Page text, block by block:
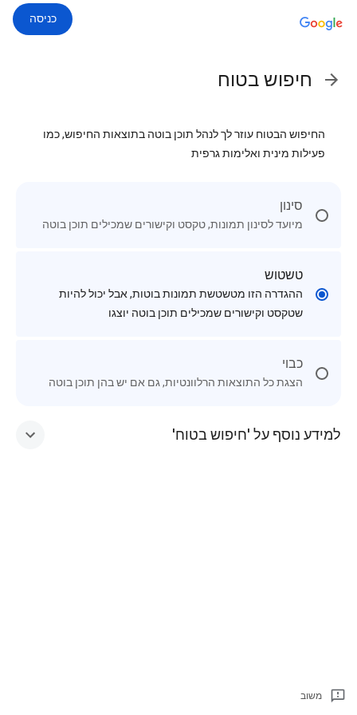
כניסה
חיפוש בטוח
החיפוש הבטוח עוזר לך לנהל תוכן בוטה בתוצאות החיפוש, כמו
פעילות מינית ואלימות גרפית
סינון
מיועד לסינון תמונות, טקסט וקישורים שמכילים תוכן בוטה
טשטוש
ההגדרה הזו מטשטשת תמונות בוטות, אבל יכול להיות
שטקסט וקישורים שמכילים תוכן בוטה יוצגו
כבוי
הצגת כל התוצאות הרלוונטיות, גם אם יש בהן תוכן בוטה
למידע נוסף על 'חיפוש בטוח'
משוב